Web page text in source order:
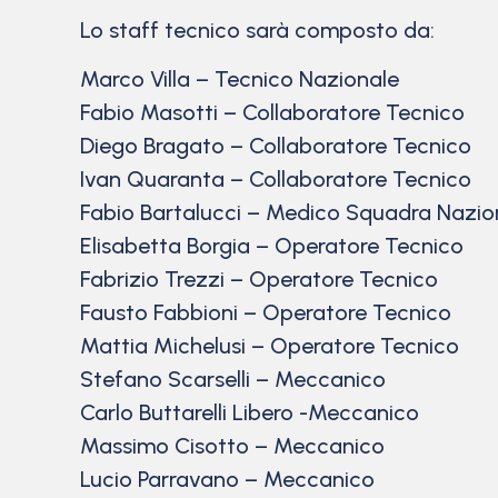
Lo staff tecnico sarà composto da:
Marco Villa – Tecnico Nazionale
Fabio Masotti – Collaboratore Tecnico
Diego Bragato – Collaboratore Tecnico
Ivan Quaranta – Collaboratore Tecnico
Fabio Bartalucci – Medico Squadra
Elisabetta Borgia – Operatore Tecnico
Fabrizio Trezzi – Operatore Tecnico
Fausto Fabbioni – Operatore Tecnico
Mattia Michelusi – Operatore Tecnico
Stefano Scarselli – Meccanico
Carlo Buttarelli Libero -Meccanico
Massimo Cisotto – Meccanico
Lucio Parravano – Meccanico